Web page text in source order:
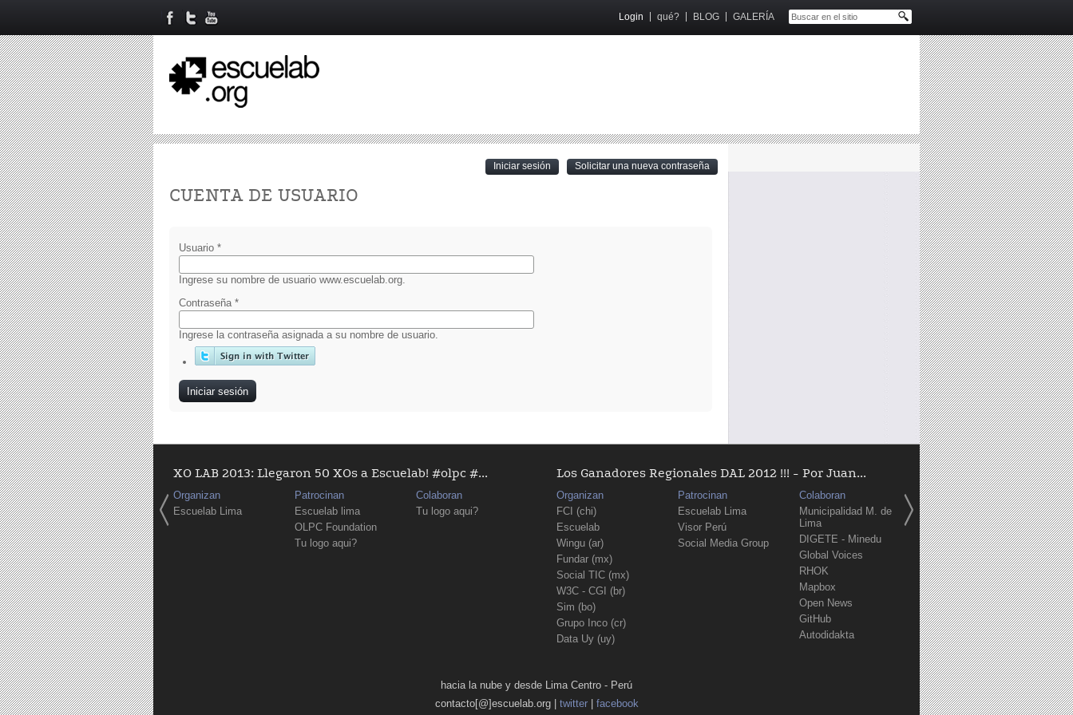
Login qué? BLOG GALERÍA
Iniciar sesión (active tab)
Solicitar una nueva contraseña
CUENTA DE USUARIO
Usuario *
Ingrese su nombre de usuario www.escuelab.org.
Contraseña *
Ingrese la contraseña asignada a su nombre de usuario.
XO LAB 2013: Llegaron 50 XOs a Escuelab! #olpc #...
Organizan
Escuelab Lima
Patrocinan
Escuelab lima
OLPC Foundation
Tu logo aqui?
Colaboran
Tu logo aqui?
Los Ganadores Regionales DAL 2012 !!! - Por Juan...
Organizan
FCI (chi)
Escuelab
Wingu (ar)
Fundar (mx)
Social TIC (mx)
W3C - CGI (br)
Sim (bo)
Grupo Inco (cr)
Data Uy (uy)
Patrocinan
Escuelab Lima
Visor Perú
Social Media Group
Colaboran
Municipalidad M. de
Lima
DIGETE - Minedu
Global Voices
RHOK
Mapbox
Open News
GitHub
Autodidakta
hacia la nube y desde Lima Centro - Perú
contacto[@]escuelab.org | twitter| facebook